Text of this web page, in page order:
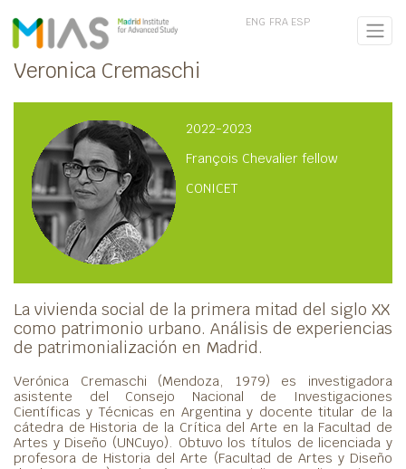
ENG FRA ESP
Veronica Cremaschi
2022-2023
François Chevalier fellow
CONICET
La vivienda social de la primera mitad del siglo XX
como patrimonio urbano. Análisis de experiencias
de patrimonialización en Madrid.
Verónica Cremaschi (Mendoza, 1979) es investigadora
asistente del Consejo Nacional de Investigaciones
Científicas y Técnicas en Argentina y docente titular de la
cátedra de Historia de la Crítica del Arte en la Facultad de
Artes y Diseño (UNCuyo). Obtuvo los títulos de licenciada y
profesora de Historia del Arte (Facultad de Artes y Diseño